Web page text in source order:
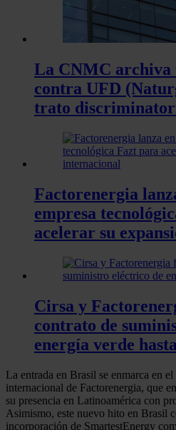
La CNMC archiva
contra UFD
trato
Factorenergia
empresa
acelerar su
Cirsa y
contrato de
energía verde
La entrada en Brasil se enmarca en
internacional de Factorenergia, que
su presencia en Latinoamérica con
Asimismo, este nuevo hito en Brasil
incorporación de SmartestEnergy